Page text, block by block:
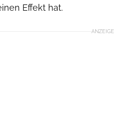
Effekt hat.
ANZEIGE